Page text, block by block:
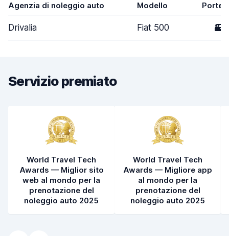
Agenzia di noleggio auto Modello Porte
Drivalia Fiat 500 3
Servizio premiato
World Travel Tech
Awards — Miglior sito
web al mondo per la
prenotazione del
noleggio auto 2025
World Travel Tech
Awards — Migliore app
al mondo per la
prenotazione del
noleggio auto 2025